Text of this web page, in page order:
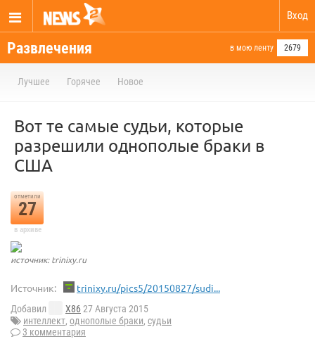
Вход
Развлечения в мою ленту 2679
Лучшее Горячее Новое
Вот те самые судьи, которые
разрешили однополые браки в
США
отметили
27
в архиве
источник: trinixy.ru
Источник: trinixy.ru/pics5/20150827/sudi...
Добавил X8627 Августа 2015
интеллект, однополые браки, судьи
3 комментария